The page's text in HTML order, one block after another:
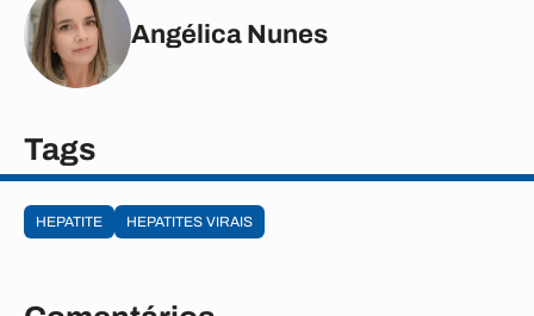
Angélica Nunes
Tags
HEPATITE HEPATITES VIRAIS